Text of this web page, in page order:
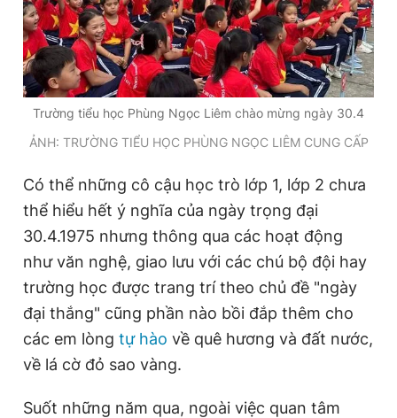
Tổng biên tập: Nguyễn Ngọc Toàn
Phó tổng biên tập thường trực: Hải Thành
Phó tổng biên tập: Lâm Hiếu Dũng
Phó tổng biên tập: Trần Việt Hưng
Tổng thư ký tòa soạn: Đức Trung
Giấy phép xuất bản số 110/GP - BTTTT cấp ngày 24.3.2020
chép dưới mọi hình thức nếu không có sự chấp thuận bằng văn
Trường tiểu học Phùng Ngọc Liêm chào mừng ngày 30.4
ẢNH: TRƯỜNG TIỂU HỌC PHÙNG NGỌC LIÊM CUNG CẤP
Có thể những cô cậu học trò lớp 1, lớp 2 chưa
thể hiểu hết ý nghĩa của ngày trọng đại
30.4.1975 nhưng thông qua các hoạt động
như văn nghệ, giao lưu với các chú bộ đội hay
trường học được trang trí theo chủ đề "ngày
đại thắng" cũng phần nào bồi đắp thêm cho
các em lòng tự hào về quê hương và đất nước,
về lá cờ đỏ sao vàng.
Suốt những năm qua, ngoài việc quan tâm